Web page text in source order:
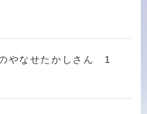
やなせたかしさん 1